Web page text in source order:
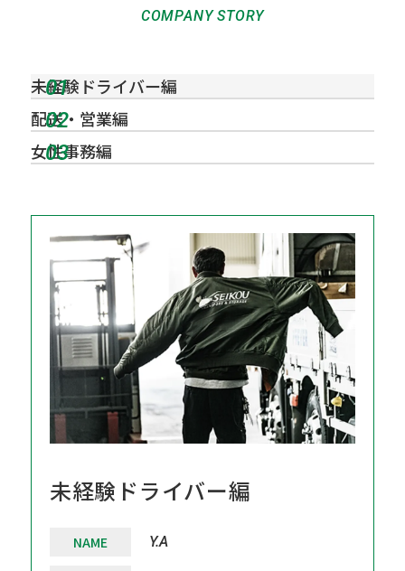
COMPANY STORY
01
未経験ドライバー編
02
配送・営業編
03
女性事務編
未経験ドライバー編
NAME Y.A